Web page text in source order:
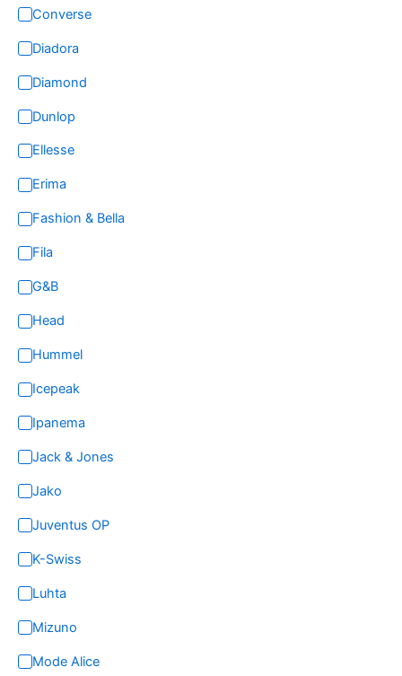
Converse
Diadora
Diamond
Dunlop
Ellesse
Erima
Fashion & Bella
Fila
G&B
Head
Hummel
Icepeak
Ipanema
Jack & Jones
Jako
Juventus OP
K-Swiss
Luhta
Mizuno
Mode Alice